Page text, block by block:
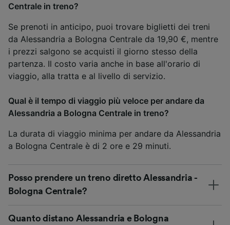
Centrale in treno?
Se prenoti in anticipo, puoi trovare biglietti dei treni
da Alessandria a Bologna Centrale da 19,90 €, mentre
i prezzi salgono se acquisti il giorno stesso della
partenza. Il costo varia anche in base all'orario di
viaggio, alla tratta e al livello di servizio.
Qual è il tempo di viaggio più veloce per andare da
Alessandria a Bologna Centrale in treno?
La durata di viaggio minima per andare da Alessandria
a Bologna Centrale è di 2 ore e 29 minuti.
Posso prendere un treno diretto Alessandria -
Bologna Centrale?
Quanto distano Alessandria e Bologna